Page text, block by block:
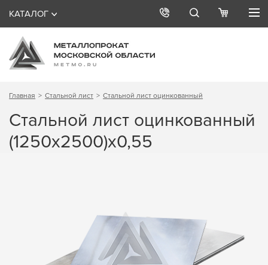
КАТАЛОГ
Главная Стальной лист Стальной лист оцинкованный
Стальной лист оцинкованный
(1250х2500)х0,55